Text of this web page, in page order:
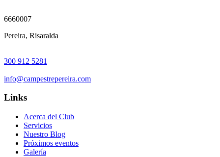
6660007
Pereira, Risaralda
300 912 5281
info@campestrepereira.com
Links
Acerca del Club
Servicios
Nuestro Blog
Próximos eventos
Galería